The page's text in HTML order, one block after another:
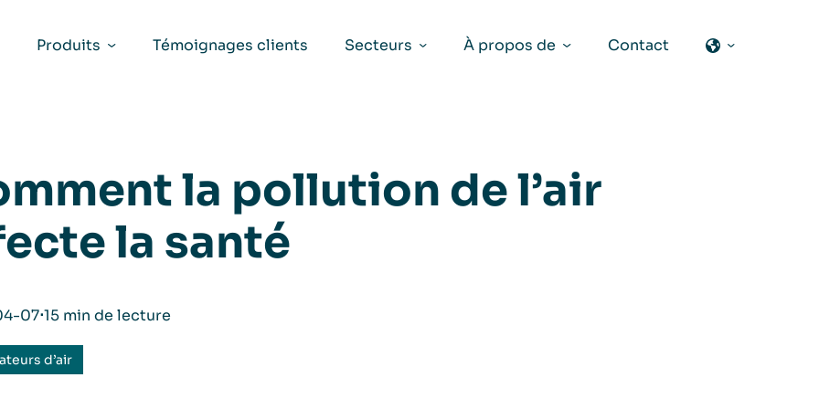
Produits
Témoignages clients Secteurs À propos de Contact
la pollution de l’air
la santé
07⋅15 min de lecture
d’air